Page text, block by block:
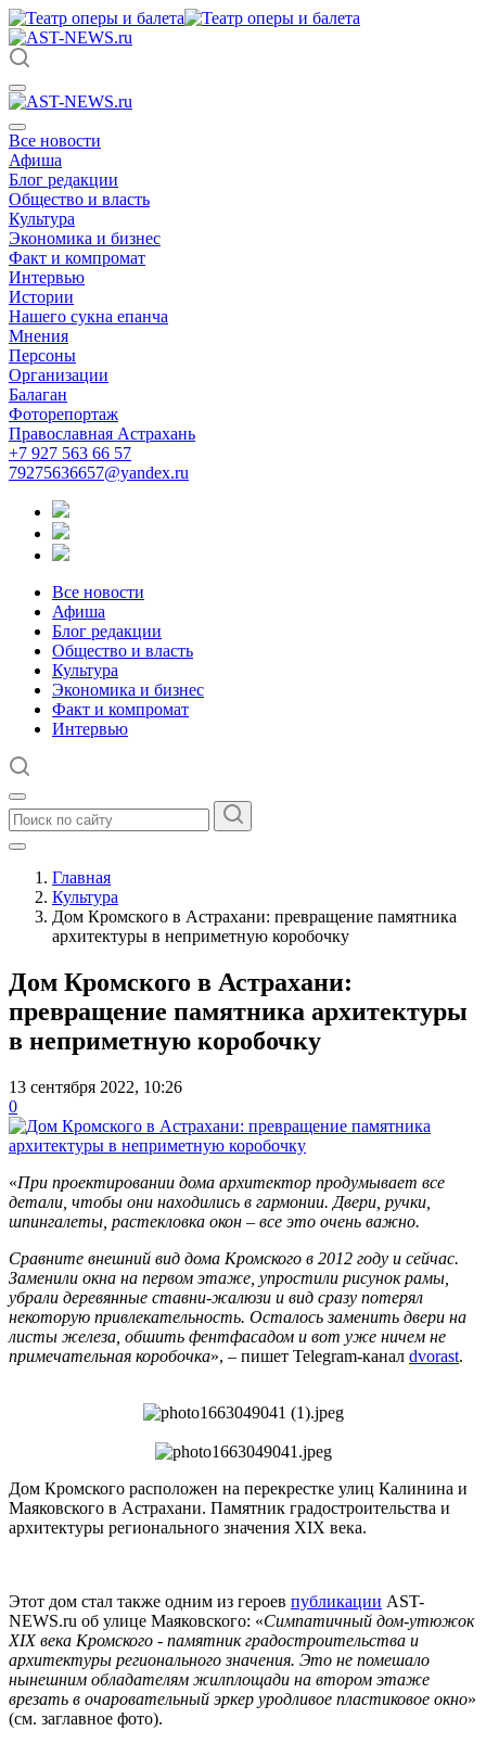
Все новости
Афиша
Блог редакции
Общество и власть
Культура
Экономика и бизнес
Факт и компромат
Интервью
Истории
Нашего сукна епанча
Мнения
Персоны
Организации
Балаган
Фоторепортаж
Православная Астрахань
+7 927 563 66 57
79275636657@yandex.ru
Все новости
Афиша
Блог редакции
Общество и власть
Культура
Экономика и бизнес
Факт и компромат
Интервью
Главная
Культура
Дом Кромского в Астрахани: превращение памятника
архитектуры в неприметную коробочку
Дом Кромского в Астрахани:
превращение памятника архитектуры
в неприметную коробочку
13 сентября 2022, 10:26
0
«При проектировании дома архитектор продумывает все
детали, чтобы они находились в гармонии. Двери, ручки,
шпингалеты, растекловка окон – все это очень важно.
Сравните внешний вид дома Кромского в 2012 году и сейчас.
Заменили окна на первом этаже, упростили рисунок рамы,
убрали деревянные ставни-жалюзи и вид сразу потерял
некоторую привлекательность. Осталось заменить двери на
листы железа, обшить фентфасадом и вот уже ничем не
примечательная коробочка», – пишет Telegram-канал dvorast.
Дом Кромского расположен на перекрестке улиц Калинина и
Маяковского в Астрахани. Памятник градостроительства и
архитектуры регионального значения XIX века.
Этот дом стал также одним из героев публикации AST-
NEWS.ru об улице Маяковского: «Симпатичный дом-утюжок
XIX века Кромского - памятник градостроительства и
архитектуры регионального значения. Это не помешало
нынешним обладателям жилплощади на втором этаже
врезать в очаровательный эркер уродливое пластиковое окно»
(см. заглавное фото).